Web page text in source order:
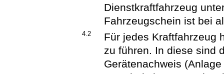
Dienstkraftfahrzeug
Fahrzeugschein ist bei
4.2
Für jedes Kraftfahrzeug
zu führen. In diese sind
Gerätenachweis